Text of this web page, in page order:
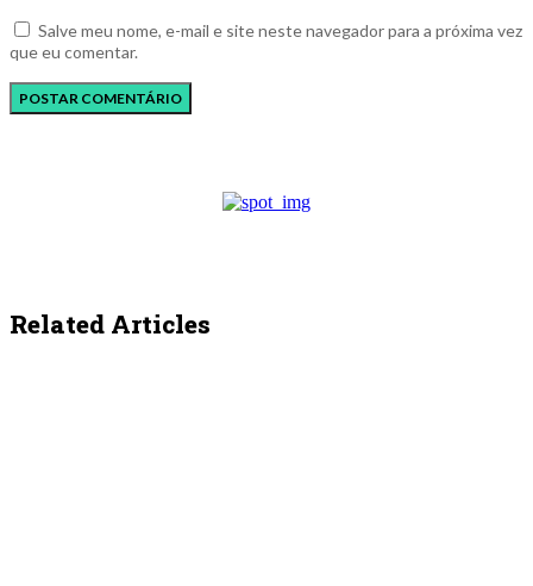
Salve meu nome, e-mail e site neste navegador para a próxima vez
que eu comentar.
Related Articles